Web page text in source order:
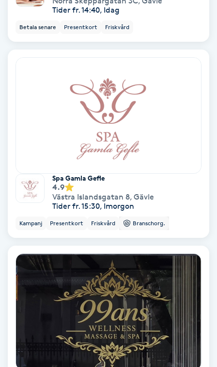
Klippning & Slingor
Klippning ungdom
Koppningsmassage
Kosmetisk tatuering
Kostrådgivning
Tider fr. 14:40, Idag
Betala senare Presentkort Friskvård
Spa Gamla Gefle
4.9
Västra Islandsgatan 8, Gävle
Tider fr. 15:30, Imorgon
Kampanj Presentkort Friskvård Branschorg.